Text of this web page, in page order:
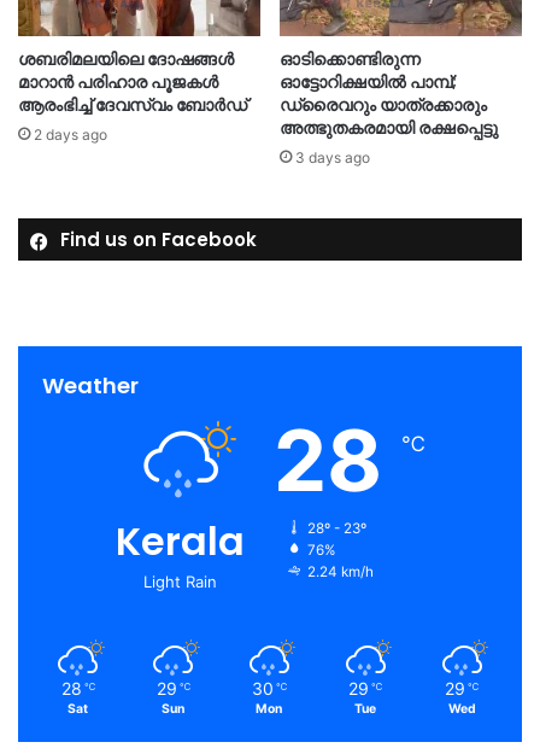
ശബരിമലയിലെ ദോഷങ്ങള്‍
മാറാൻ പരിഹാര പൂജകൾ
ആരംഭിച്ച് ദേവസ്വം ബോർഡ്
2 days ago
ഓടിക്കൊണ്ടിരുന്ന
ഓട്ടോറിക്ഷയിൽ പാമ്പ്;
ഡ്രൈവറും യാത്രക്കാരും
അത്ഭുതകരമായി രക്ഷപ്പെട്ടു
3 days ago
Find us on Facebook
Weather
Kerala
Light Rain
28 ℃
28º - 23º
76%
2.24 km/h
28 ℃
Sat
29 ℃
Sun
30 ℃
Mon
29 ℃
Tue
29 ℃
Wed